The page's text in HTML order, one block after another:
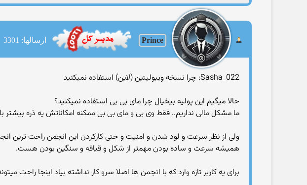
Prince ارسالها: 3301
Sasha_022: چرا نسخه ویبولیتین (لاین) استفاده نمیكنید
حالا میگیم این پولیه بیخیال چرا مای بی بی استفاده نمیكنید؟
ما مشكل مالی نداریم.. فقط وی بی و مای بی بی ممكنه امكاناتش یه ذره بیشتر
ولی از نظر سرعت و لود شدن و امنیت و حتی كاركردن این انجمن راحت ترین
همیشه سرعت و ساده بودن مهمتر از شكل و قیافه و سنگین بودن هست.
برای یه كاربر تازه وارد كه با انجمن ها اصلا سرو كار نداشته بیاد اینجا راحت